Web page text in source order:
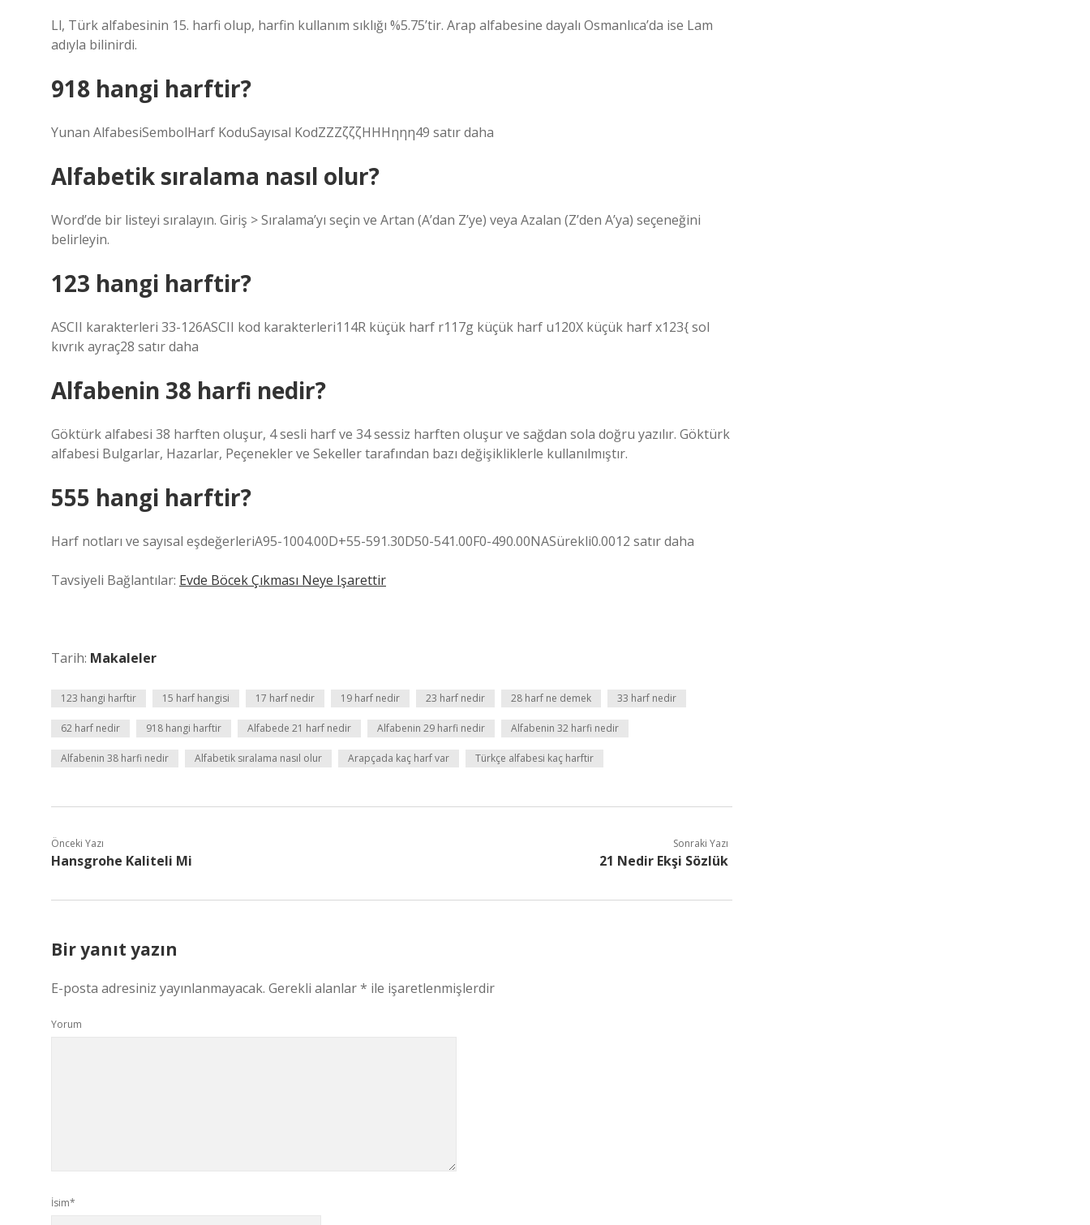
Ll, Türk alfabesinin 15. harfi olup, harfin kullanım sıklığı %5.75’tir. Arap alfabesine dayalı Osmanlıca’da ise Lam
adıyla bilinirdi.
918 hangi harftir?
Yunan AlfabesiSembolHarf KoduSayısal KodΖΖΖζζζΗΗΗηηη49 satır daha
Alfabetik sıralama nasıl olur?
Word’de bir listeyi sıralayın. Giriş > Sıralama’yı seçin ve Artan (A’dan Z’ye) veya Azalan (Z’den A’ya) seçeneğini
belirleyin.
123 hangi harftir?
ASCII karakterleri 33-126ASCII kod karakterleri114R küçük harf r117g küçük harf u120X küçük harf x123{ sol
kıvrık ayraç28 satır daha
Alfabenin 38 harfi nedir?
Göktürk alfabesi 38 harften oluşur, 4 sesli harf ve 34 sessiz harften oluşur ve sağdan sola doğru yazılır. Göktürk
alfabesi Bulgarlar, Hazarlar, Peçenekler ve Sekeller tarafından bazı değişikliklerle kullanılmıştır.
555 hangi harftir?
Harf notları ve sayısal eşdeğerleriA95-1004.00D+55-591.30D50-541.00F0-490.00NASürekli0.0012 satır daha
Tavsiyeli Bağlantılar: Evde Böcek Çıkması Neye Işarettir
Tarih: Makaleler
123 hangi harftir 15 harf hangisi 17 harf nedir 19 harf nedir 23 harf nedir 28 harf ne demek 33 harf nedir
62 harf nedir 918 hangi harftir Alfabede 21 harf nedir Alfabenin 29 harfi nedir Alfabenin 32 harfi nedir
Alfabenin 38 harfi nedir Alfabetik sıralama nasıl olur Arapçada kaç harf var Türkçe alfabesi kaç harftir
Önceki Yazı
Hansgrohe Kaliteli Mi
Sonraki Yazı
21 Nedir Ekşi Sözlük
Bir yanıt yazın
E-posta adresiniz yayınlanmayacak. Gerekli alanlar* ile işaretlenmişlerdir
Yorum
İsim*